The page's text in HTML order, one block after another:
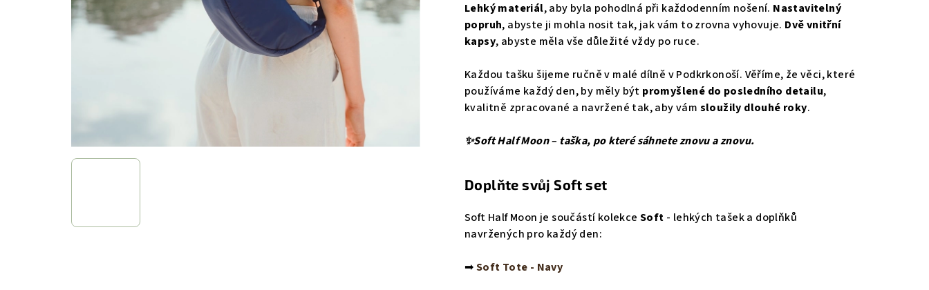
Lehký materiál, aby byla pohodlná při každodenním nošení. Nastavitelný
popruh, abyste ji mohla nosit tak, jak vám to zrovna vyhovuje. Dvě vnitřní
kapsy, abyste měla vše důležité vždy po ruce.
Každou tašku šijeme ručně v malé dílně v Podkrkonoší. Věříme, že věci, které
používáme každý den, by měly být promyšlené do posledního detailu,
kvalitně zpracované a navržené tak, aby vám sloužily dlouhé roky.
✨Soft Half Moon – taška, po které sáhnete znovu a znovu.
Doplňte svůj Soft set
Soft Half Moon je součástí kolekce Soft - lehkých tašek a doplňků
navržených pro každý den:
➡Soft Tote - Navy